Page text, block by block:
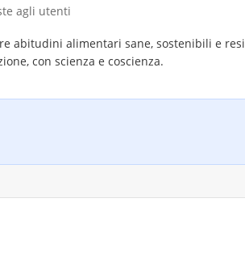
agli utenti
abitudini alimentari sane, sostenibili e
con scienza e coscienza.